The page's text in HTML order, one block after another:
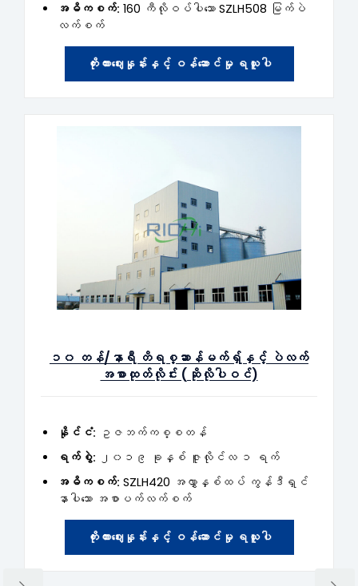
အဓိကစက်: 160 ကီလိုဝပ်ပါသော SZLH508 မြက်ပဲ
လက်စက်
ကိုးကားဈေးနှုန်းနှင့် ဝန်ဆောင်မှု ရယူပါ
၁၀ တန်/နာရီ တိရစ္ဆာန်မက်ရှ်နှင့် ပဲလက်
အစာထုတ်လိုင်း (ဆိုလိုပါဝင်)
နိုင်ငံ: ဥဇဘက်ကစ္စတန်
ရက်စွဲ: ၂၀၁၉ ခုနှစ် ဇူလိုင်လ ၁ ရက်
အဓိကစက်: SZLH420 အလွှာနှစ်ထပ် ကွန်ဒီရှင်
နာပါသော အစာပက်လက်စက်
ကိုးကားဈေးနှုန်းနှင့် ဝန်ဆောင်မှု ရယူပါ